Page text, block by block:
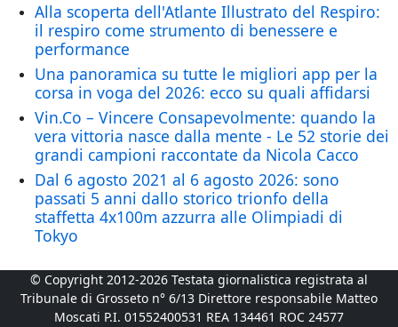
Alla scoperta dell'Atlante Illustrato del Respiro:
il respiro come strumento di benessere e
performance
Una panoramica su tutte le migliori app per la
corsa in voga del 2026: ecco su quali affidarsi
Vin.Co – Vincere Consapevolmente: quando la
vera vittoria nasce dalla mente - Le 52 storie dei
grandi campioni raccontate da Nicola Cacco
Dal 6 agosto 2021 al 6 agosto 2026: sono
passati 5 anni dallo storico trionfo della
staffetta 4x100m azzurra alle Olimpiadi di
Tokyo
© Copyright 2012-2026 Testata giornalistica registrata al
Tribunale di Grosseto n° 6/13 Direttore responsabile Matteo
Moscati P.I. 01552400531 REA 134461 ROC 24577